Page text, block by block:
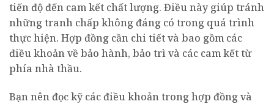
tiến độ đến cam kết chất lượng. Điều này giúp tránh
những tranh chấp không đáng có trong quá trình
thực hiện. Hợp đồng cần chi tiết và bao gồm các
điều khoản về bảo hành, bảo trì và các cam kết từ
phía nhà thầu.
Bạn nên đọc kỹ các điều khoản trong hợp đồng và